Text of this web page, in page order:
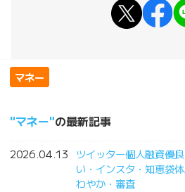
マネー
マネー の最新記事
2026.04.13
ツイッター個人融資優
い・インスタ・知恵袋
わやか・審査